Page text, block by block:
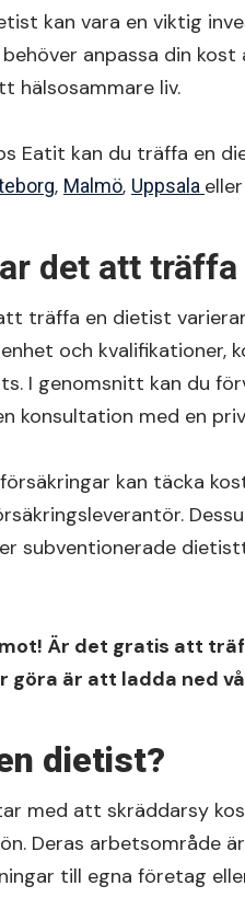
kan vara en viktig
anpassa din
hälsosammare liv.
Eatit kan du träffa en
, Malmö, Uppsala
det att
träffa en dietist
och kvalifikationer,
I genomsnitt kan du
konsultation med en
kan täcka
subventionerade
Är det gratis att
göra är att ladda ned
dietist?
med att skräddarsy
Deras arbetsområde
till egna företag